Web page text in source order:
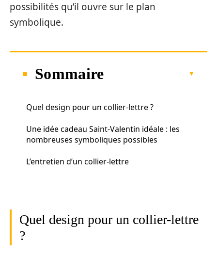
possibilités qu’il ouvre sur le plan
symbolique.
Sommaire
Quel design pour un collier-lettre ?
Une idée cadeau Saint-Valentin idéale : les
nombreuses symboliques possibles
L’entretien d’un collier-lettre
Quel design pour un collier-lettre
?